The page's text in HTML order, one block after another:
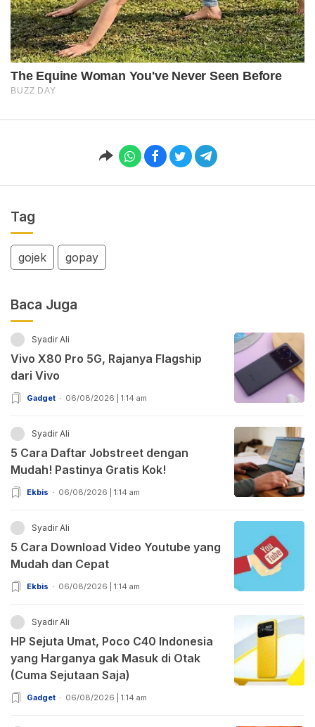
Tag
gojek gopay
Baca Juga
Syadir Ali
Vivo X80 Pro 5G, Rajanya Flagship
dari Vivo
Gadget 06/08/2026 | 1:14 am
Syadir Ali
5 Cara Daftar Jobstreet dengan
Mudah! Pastinya Gratis Kok!
Ekbis 06/08/2026 | 1:14 am
Syadir Ali
5 Cara Download Video Youtube yang
Mudah dan Cepat
Ekbis 06/08/2026 | 1:14 am
Syadir Ali
HP Sejuta Umat, Poco C40 Indonesia
yang Harganya gak Masuk di Otak
(Cuma Sejutaan Saja)
Gadget 06/08/2026 | 1:14 am